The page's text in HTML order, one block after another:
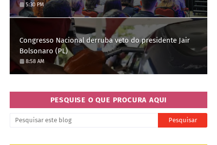
saiba como se candidatar
5:30 PM
Congresso Nacional derruba veto do presidente Jair
Bolsonaro (PL)
8:58 AM
PESQUISE O QUE PROCURA AQUI